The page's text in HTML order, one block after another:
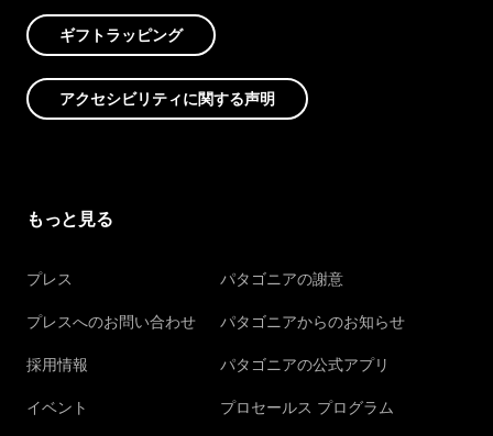
ギフトラッピング
アクセシビリティに関する声明
もっと見る
プレス
プレスへのお問い合わせ
採用情報
イベント
パタゴニアの謝意
パタゴニアからのお知らせ
パタゴニアの公式アプリ
プロセールス プログラム